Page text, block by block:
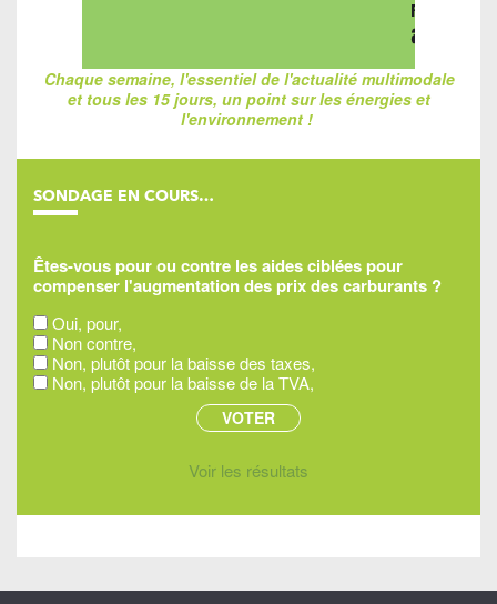
Chaque semaine, l'essentiel de l'actualité multimodale
et tous les 15 jours, un point sur les énergies et
l'environnement !
SONDAGE EN COURS…
Êtes-vous pour ou contre les aides ciblées pour
compenser l'augmentation des prix des carburants ?
Oui, pour,
Non contre,
Non, plutôt pour la baisse des taxes,
Non, plutôt pour la baisse de la TVA,
Voir les résultats